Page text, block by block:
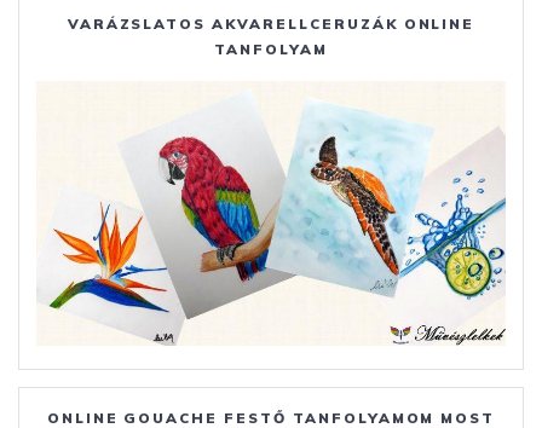
VARÁZSLATOS AKVARELLCERUZÁK ONLINE
TANFOLYAM
ONLINE GOUACHE FESTŐ TANFOLYAMOM MOST